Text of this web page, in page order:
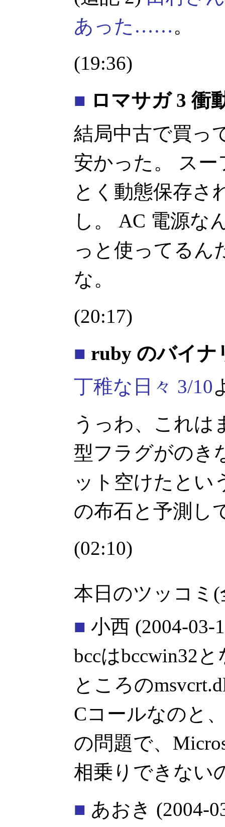
あった……。
(19:36)
■ ロマサガ 3 衝
結局中古で買っ
安かった。 ス
とく動態保存さ
し。 AC 電源な
っと使ってるん
な。
(20:17)
■ ruby のバイナ
丁稚な日々 3/10
うっわ、これは
型フラグがのき
ット空けたとい
の布石と予測し
(02:10)
本日のツッコミ(
■ 小西 (2004-03-
bccはbccwin32
ところの
Cコールなのと
の問題で、
相乗りできない
■ あおき (2004-